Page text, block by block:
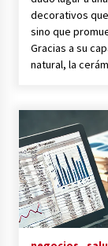
decorativos
sino que
Gracias a su
natural, la